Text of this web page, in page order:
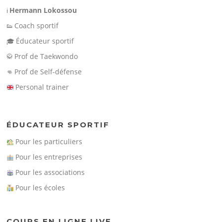
ℹ️ Hermann Lokossou
👟 Coach sportif
🎓 Éducateur sportif
🥋 Prof de Taekwondo
👊 Prof de Self-défense
Personal trainer
ÉDUCATEUR SPORTIF
Pour les particuliers
Pour les entreprises
Pour les associations
Pour les écoles